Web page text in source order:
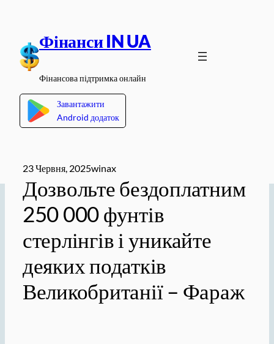
вмісту
Фінанси IN UA
Фінансова підтримка онлайн
Завантажити
Android додаток
23 Червня, 2025winax
Дозвольте бездоплатним
250 000 фунтів
стерлінгів і уникайте
деяких податків
Великобританії – Фараж